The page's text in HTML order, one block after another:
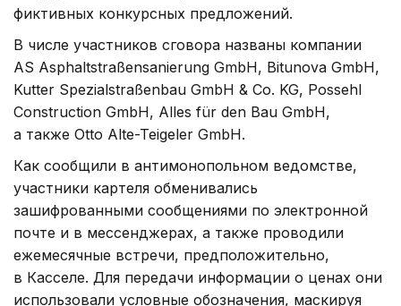
фиктивных конкурсных предложений.
В числе участников сговора названы компании
AS Asphaltstraßensanierung GmbH, Bitunova GmbH,
Kutter Spezialstraßenbau GmbH & Co. KG, Possehl
Construction GmbH, Alles für den Bau GmbH,
а также Otto Alte-Teigeler GmbH.
Как сообщили в антимонопольном ведомстве,
участники картеля обменивались
зашифрованными сообщениями по электронной
почте и в мессенджерах, а также проводили
ежемесячные встречи, предположительно,
в Касселе. Для передачи информации о ценах они
использовали условные обозначения, маскируя